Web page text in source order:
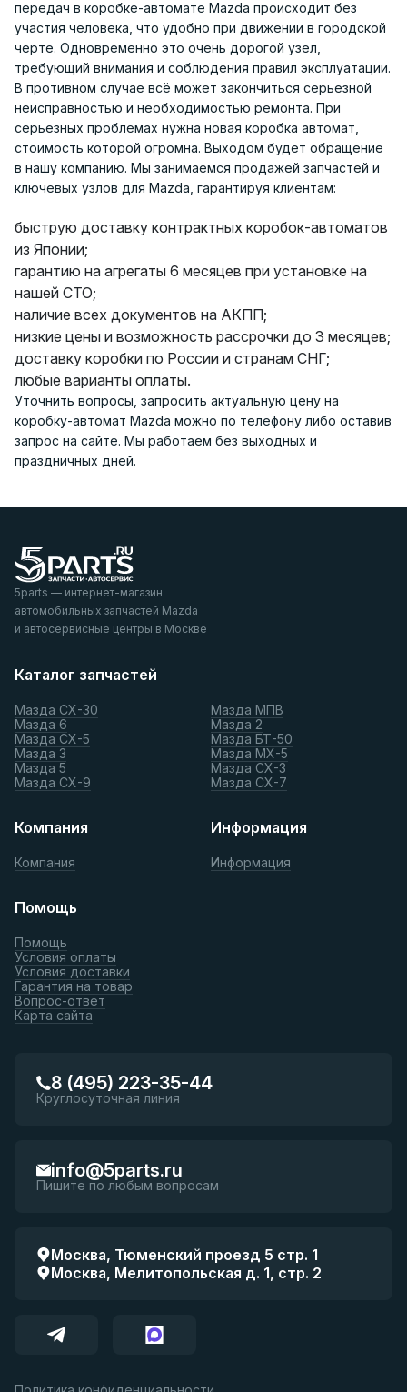
передач в коробке-автомате Mazda происходит без
участия человека, что удобно при движении в городской
черте. Одновременно это очень дорогой узел,
требующий внимания и соблюдения правил эксплуатации.
В противном случае всё может закончиться серьезной
неисправностью и необходимостью ремонта. При
серьезных проблемах нужна новая коробка автомат,
стоимость которой огромна. Выходом будет обращение
в нашу компанию. Мы занимаемся продажей запчастей и
ключевых узлов для Mazda, гарантируя клиентам:
быструю доставку контрактных коробок-автоматов
из Японии;
гарантию на агрегаты 6 месяцев при установке на
нашей СТО;
наличие всех документов на АКПП;
низкие цены и возможность рассрочки до 3 месяцев;
доставку коробки по России и странам СНГ;
любые варианты оплаты.
Уточнить вопросы, запросить актуальную цену на
коробку-автомат Mazda можно по телефону либо оставив
запрос на сайте. Мы работаем без выходных и
праздничных дней.
5parts — интернет-магазин
автомобильных запчастей Mazda
и автосервисные центры в Москве
Каталог запчастей
Мазда СХ-30
Мазда 6
Мазда СХ-5
Мазда 3
Мазда 5
Мазда СХ-9
Мазда МПВ
Мазда 2
Мазда БТ-50
Мазда МХ-5
Мазда СХ-3
Мазда СХ-7
Компания
Компания
Информация
Информация
Помощь
Помощь
Условия оплаты
Условия доставки
Гарантия на товар
Вопрос-ответ
Карта сайта
8 (495) 223-35-44
Круглосуточная линия
info@5parts.ru
Пишите по любым вопросам
Москва, Тюменский проезд 5 стр. 1
Москва, Мелитопольская д. 1, стр. 2